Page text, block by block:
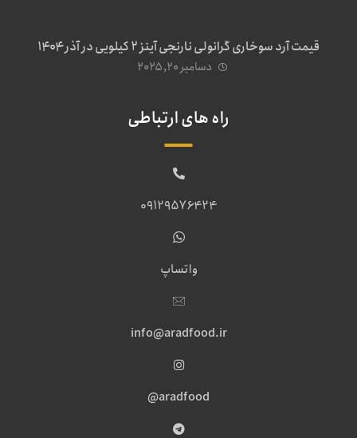
قیمت آرد سوخاری گرانولی نارنجی آینز ۲ کیلویی در آذر ۱۴۰۴
دسامبر ۲۰, ۲۰۲۵
راه های ارتباطی
09129576424
واتساپ
info@aradfood.ir
aradfood@